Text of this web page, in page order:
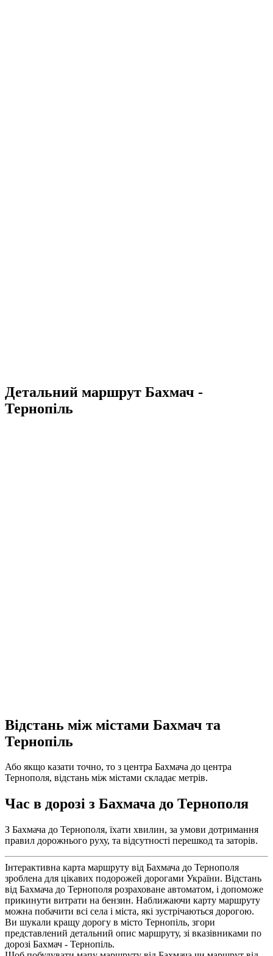
Детальний маршрут Бахмач -
Тернопіль
Відстань між містами Бахмач та
Тернопіль
Або якщо казати точно, то з центра Бахмача до центра
Тернополя, відстань між містами складає метрів.
Час в дорозі з Бахмача до Тернополя
З Бахмача до Тернополя, їхати хвилин, за умови дотримання
правил дорожнього руху, та відсутності перешкод та заторів.
Інтерактивна карта маршруту від Бахмача до Тернополя
зроблена для цікавих подорожей дорогами України. Відстань
від Бахмача до Тернополя розраховане автоматом, і допоможе
прикинути витрати на бензин. Наближаючи карту маршруту
можна побачити всі села і міста, які зустрічаються дорогою.
Ви шукали кращу дорогу в місто Тернопіль, згори
представлений детальний опис маршруту, зі вказівниками по
дорозі Бахмач - Тернопіль.